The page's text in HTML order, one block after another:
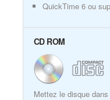
QuickTime 6 ou
CD ROM
Mettez le disque